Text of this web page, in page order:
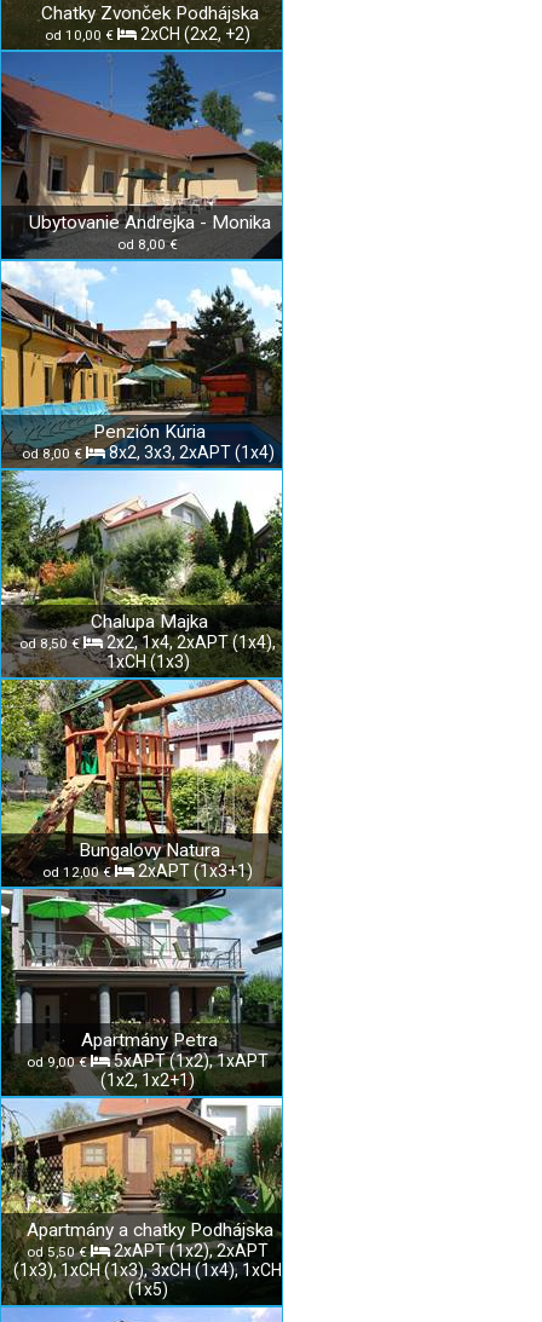
Chatky Zvonček Podhájska
od 10,00 € 2xCH (2x2, +2)
Ubytovanie Andrejka - Monika
od 8,00 €
Penzión Kúria
od 8,00 € 8x2, 3x3, 2xAPT (1x4)
Chalupa Majka
od 8,50 €
2x2, 1x4, 2xAPT (1x4),
1xCH (1x3)
Bungalovy Natura
od 12,00 € 2xAPT (1x3+1)
Apartmány Petra
od 9,00 €
5xAPT (1x2), 1xAPT
(1x2, 1x2+1)
Apartmány a chatky Podhájska
od 5,50 €
2xAPT (1x2), 2xAPT
(1x3), 1xCH (1x3), 3xCH (1x4), 1xCH
(1x5)